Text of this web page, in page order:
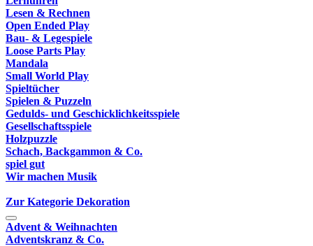
Lesen & Rechnen
Open Ended Play
Bau- & Legespiele
Loose Parts Play
Mandala
Small World Play
Spieltücher
Spielen & Puzzeln
Gedulds- und Geschicklichkeitsspiele
Gesellschaftsspiele
Holzpuzzle
Schach, Backgammon & Co.
spiel gut
Wir machen Musik
Zur Kategorie Dekoration
Advent & Weihnachten
Adventskranz & Co.